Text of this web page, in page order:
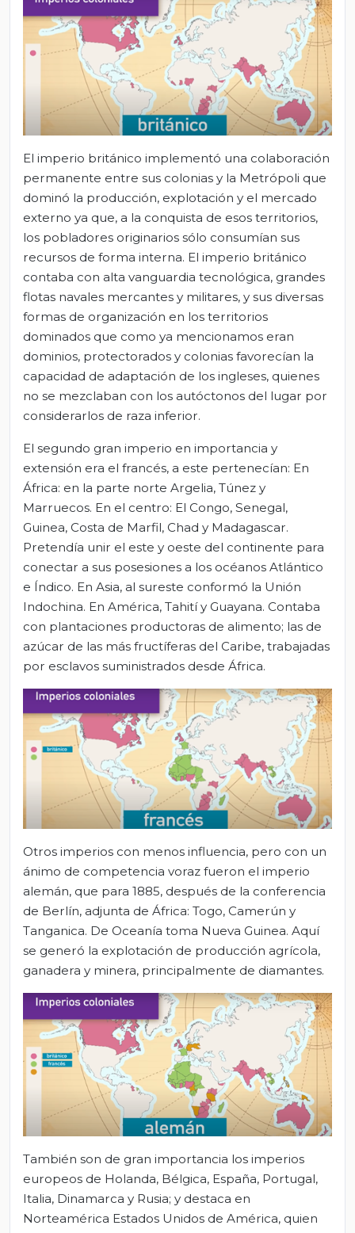
El imperio británico implementó una colaboración
permanente entre sus colonias y la Metrópoli que
dominó la producción, explotación y el mercado
externo ya que, a la conquista de esos territorios,
los pobladores originarios sólo consumían sus
recursos de forma interna. El imperio británico
contaba con alta vanguardia tecnológica, grandes
flotas navales mercantes y militares, y sus diversas
formas de organización en los territorios
dominados que como ya mencionamos eran
dominios, protectorados y colonias favorecían la
capacidad de adaptación de los ingleses, quienes
no se mezclaban con los autóctonos del lugar por
considerarlos de raza inferior.
El segundo gran imperio en importancia y
extensión era el francés, a este pertenecían: En
África: en la parte norte Argelia, Túnez y
Marruecos. En el centro: El Congo, Senegal,
Guinea, Costa de Marfil, Chad y Madagascar.
Pretendía unir el este y oeste del continente para
conectar a sus posesiones a los océanos Atlántico
e Índico. En Asia, al sureste conformó la Unión
Indochina. En América, Tahití y Guayana. Contaba
con plantaciones productoras de alimento; las de
azúcar de las más fructíferas del Caribe, trabajadas
por esclavos suministrados desde África.
Otros imperios con menos influencia, pero con un
ánimo de competencia voraz fueron el imperio
alemán, que para 1885, después de la conferencia
de Berlín, adjunta de África: Togo, Camerún y
Tanganica. De Oceanía toma Nueva Guinea. Aquí
se generó la explotación de producción agrícola,
ganadera y minera, principalmente de diamantes.
También son de gran importancia los imperios
europeos de Holanda, Bélgica, España, Portugal,
Italia, Dinamarca y Rusia; y destaca en
Norteamérica Estados Unidos de América, quien